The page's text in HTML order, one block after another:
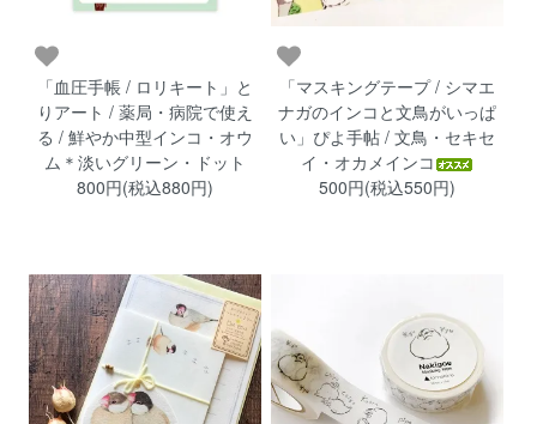
「血圧手帳 / ロリキート」と
りアート / 薬局・病院で使え
る / 鮮やか中型インコ・オウ
ム＊淡いグリーン・ドット
800円(税込880円)
「マスキングテープ / シマエ
ナガのインコと文鳥がいっぱ
い」ぴよ手帖 / 文鳥・セキセ
イ・オカメインコ
500円(税込550円)